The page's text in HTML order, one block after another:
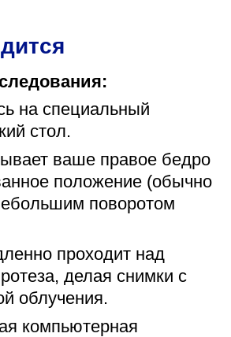
на специальный
стол.
ваше правое бедро
положение (обычно
поворотом
проходит над
делая снимки с
облучения.
компьютерная